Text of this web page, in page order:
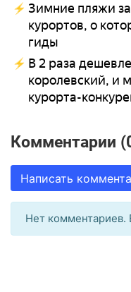
Зимние пляжи
курортов, о
гиды
В 2 раза
королевский, и
курорта-
Комментарии
Написать
Нет